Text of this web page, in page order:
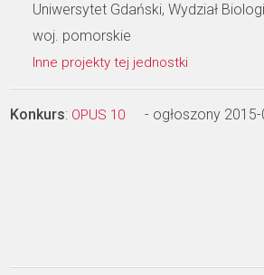
Uniwersytet Gdański, Wydział
woj. pomorskie
Inne projekty tej jednostki
Konkurs: OPUS 10 - ogłoszony